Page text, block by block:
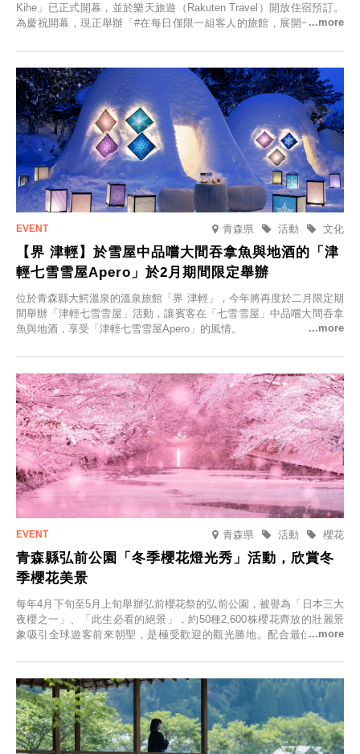
Kihe」已正式開幕，並於樂天旅遊（Rakuten Travel）開放住宿預訂。
為慶祝開幕，現正舉辦「#在每日僅限一組客人的旅館，展開一生一次
人的旅館，您才能在此與重要的人共度獨一無二的特別時光。
青森県 文化
活動
【界 津輕】於雪屋中品嚐大間吞拿魚與地酒的「津
輕七雪雪屋Apero」於2月期間限定舉辦
位於青森縣大鰐溫泉的溫泉旅館「界 津輕」，今年將再度於二月限定期
間舉辦「津輕七雪雪屋」活動，讓賓客在「七雪雪屋」中品嚐大間吞拿
魚與地酒，享受「津輕七雪雪屋Apero」的風情。
青森県 櫻花
活動
青森縣弘前公園「冬季櫻花燈光秀」活動，欣賞冬
季櫻花美景
每年4月下旬至5月上旬舉辦弘前櫻花祭的弘前公園，被譽為「日本三大
夜櫻之一」、「此生必看的絕景」，約50種2,600株櫻花齊放的壯麗景
象吸引全球遊客前來朝聖，是極受歡迎的觀光勝地。配合最佳觀雪時
「冬季櫻花燈光秀」。